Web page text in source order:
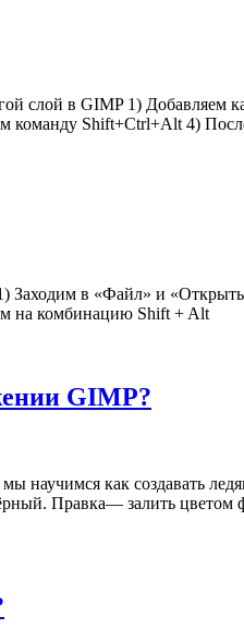
слой в GIMP 1)
команду Shift+Ctrl+Alt 4)
Заходим в «Файл» и
на комбинацию Shift + Alt
GIMP?
научимся как создавать
Правка— залить цветом